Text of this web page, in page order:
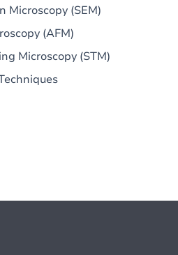
Microscopy (SEM)
(AFM)
Microscopy (STM)